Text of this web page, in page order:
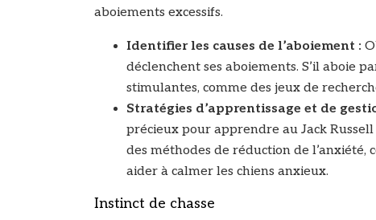
aboiements excessifs.
Identifier les causes de l’aboiement :
déclenchent ses aboiements. S’il aboie
stimulantes, comme des jeux de
Stratégies d’apprentissage et de
précieux pour apprendre au Jack
des méthodes de réduction de
aider à calmer les chiens anxieux.
Instinct de chasse